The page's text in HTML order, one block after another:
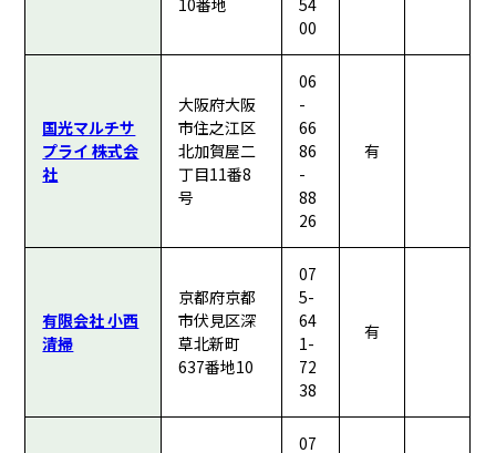
10番地
54
00
国光マルチサ
プライ 株式会
社
大阪府大阪
市住之江区
北加賀屋二
丁目11番8
号
06
-
66
86
-
88
26
有
有限会社 小西
清掃
京都府京都
市伏見区深
草北新町
637番地10
07
5-
64
1-
72
38
有
07